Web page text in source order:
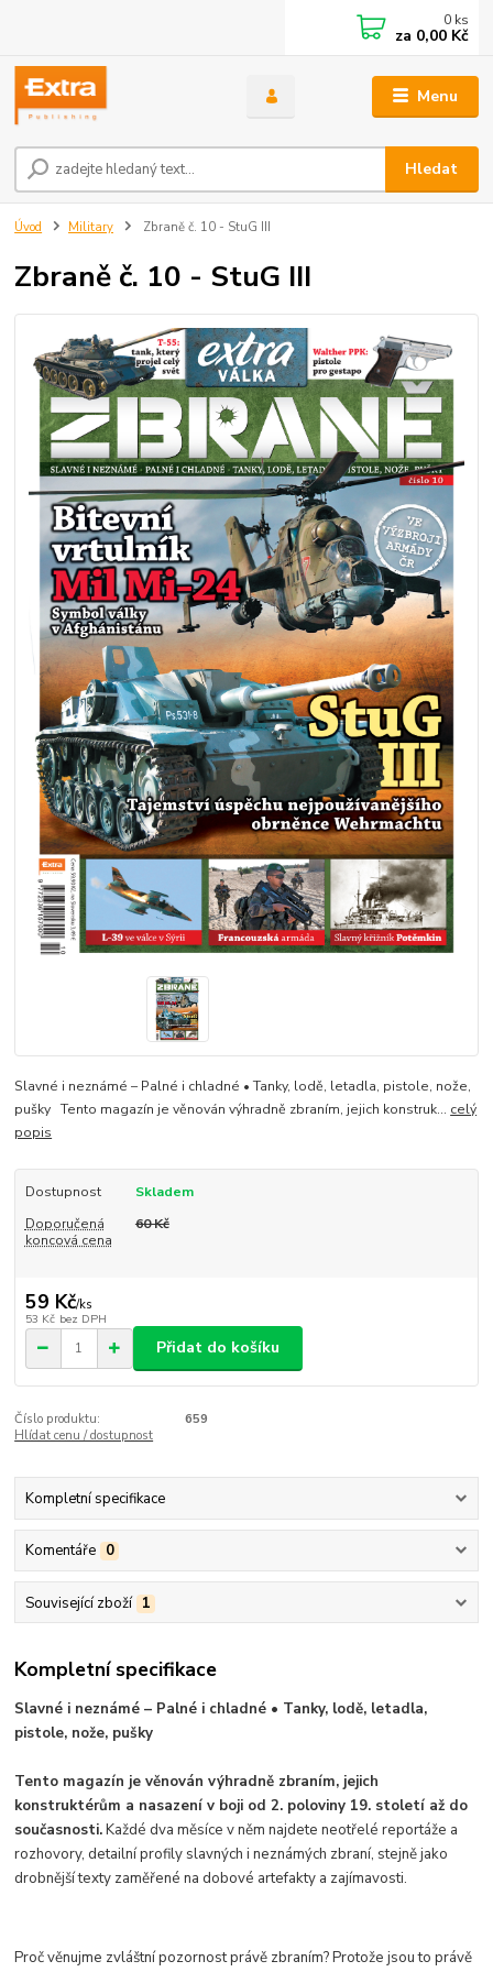
Menu
Hledat
0 ks
za 0,00 Kč
Úvod Military Zbraně č. 10 - StuG III
Zbraně č. 10 - StuG III
Slavné i neznámé – Palné i chladné • Tanky, lodě, letadla, pistole, nože,
pušky Tento magazín je věnován výhradně zbraním, jejich konstruk... celý
popis
Dostupnost
Skladem
Doporučená
koncová cena
60 Kč
59 Kč/ks
53 Kč bez DPH
Přidat do košíku
Číslo produktu:
659
Hlídat cenu / dostupnost
Kompletní specifikace
Komentáře 0
Související zboží 1
Kompletní specifikace
Slavné i neznámé – Palné i chladné • Tanky, lodě, letadla,
pistole, nože, pušky
Tento magazín je věnován výhradně zbraním, jejich
konstruktérům a nasazení v boji od 2. poloviny 19. století až do
současnosti.Každé dva měsíce v něm najdete neotřelé reportáže a
rozhovory, detailní profily slavných i neznámých zbraní, stejně jako
drobnější texty zaměřené na dobové artefakty a zajímavosti.
Proč věnujme zvláštní pozornost právě zbraním? Protože jsou to právě